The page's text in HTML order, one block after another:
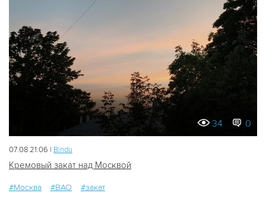
34 0
07.08 21:06 | Bindu
Кремовый закат над Москвой
#Москва #ВАО #закат